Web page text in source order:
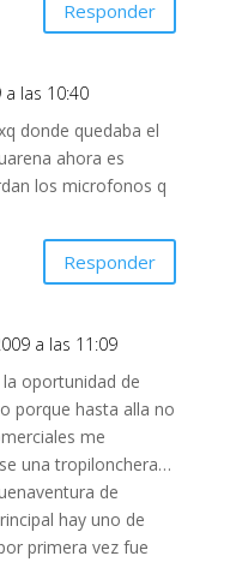
Responder
las 10:40
donde quedaba el
ahora es
los microfonos q
Responder
a las 11:09
oportunidad de
porque hasta alla no
me
una tropilonchera…
de
hay uno de
primera vez fue